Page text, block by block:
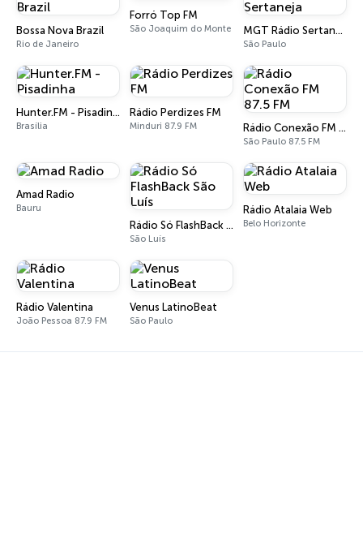
Bossa Nova Brazil
Rio de Janeiro
Forró Top FM
São Joaquim do Monte MGT Rádio Sertaneja
São Paulo
Hunter.FM - Pisadinha
Brasília
Rádio Perdizes FM
Minduri 87.9 FM Rádio Conexão FM 87.5 FM
São Paulo 87.5 FM
Amad Radio
Bauru
Rádio Só FlashBack São Luís
São Luís
Rádio Atalaia Web
Belo Horizonte
Rádio Valentina
João Pessoa 87.9 FM
Venus LatinoBeat
São Paulo